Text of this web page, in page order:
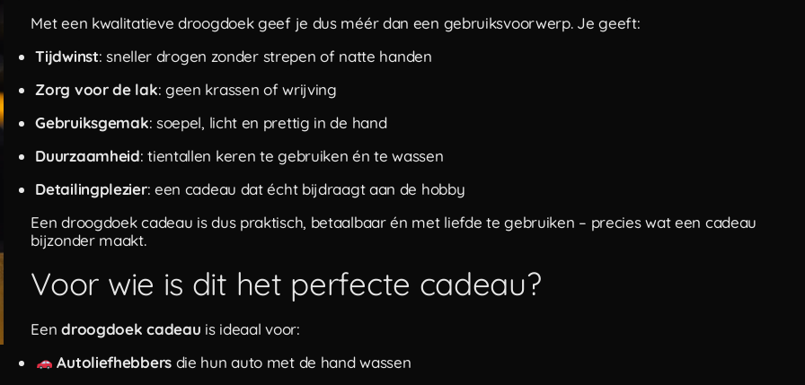
Met een kwalitatieve droogdoek geef je dus méér dan een gebruiksvoorwerp. Je geeft:
Tijdwinst: sneller drogen zonder strepen of natte handen
Zorg voor de lak: geen krassen of wrijving
Gebruiksgemak: soepel, licht en prettig in de hand
Duurzaamheid: tientallen keren te gebruiken én te wassen
Detailingplezier: een cadeau dat écht bijdraagt aan de hobby
Een droogdoek cadeau is dus praktisch, betaalbaar én met liefde te gebruiken – precies wat een cadeau
bijzonder maakt.
Voor wie is dit het perfecte cadeau?
Eendroogdoek cadeau is ideaal voor:
Autoliefhebbersdie hun auto met de hand wassen